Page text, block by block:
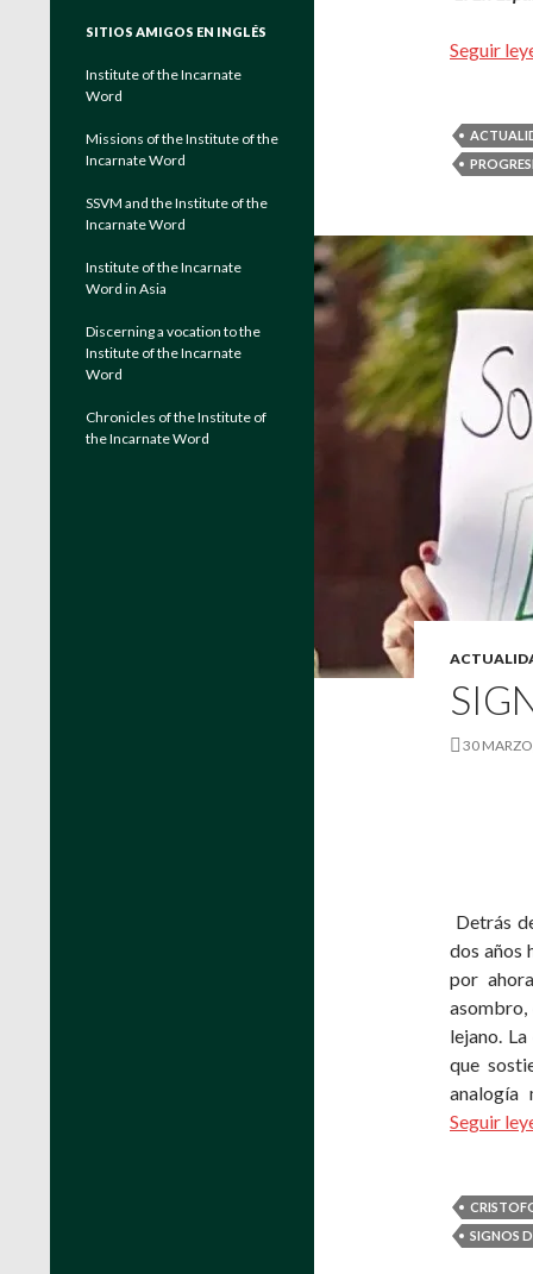
Seguir
30
Detrás
dos años
por
lejano.
que
analogía
Seguir
SIGNOS
SITIOS AMIGOS EN INGLÉS
Institute of the Incarnate
Word
Missions of the Institute of the
Incarnate Word
SSVM and the Institute of the
Incarnate Word
Institute of the Incarnate
Word in Asia
Discerning a vocation to the
Institute of the Incarnate
Word
Chronicles of the Institute of
the Incarnate Word